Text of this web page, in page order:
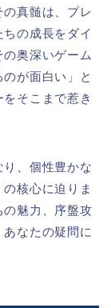
真髄は、プレ
の成長をダイ
奥深いゲーム
が面白い」と
そこまで惹き
、個性豊かな
核心に迫りま
魅力、序盤攻
なたの疑問に